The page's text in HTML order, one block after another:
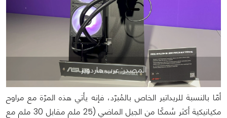
المصدر: عرب هاردوير
أمّا بالنسبة للريداتير الخاص بالمُبرّد، فإنه يأتي هذه المرّة مع مراوح
مكيانيكية أكثر سُمكًا من الجيل الماضي (25 ملم مقابل 30 ملم مع